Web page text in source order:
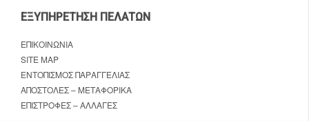
ΕΞΥΠΗΡΈΤΗΣΗ ΠΕΛΑΤΏΝ
ΕΠΙΚΟΙΝΩΝΊΑ
SITE MAP
ΕΝΤΟΠΙΣΜΌΣ ΠΑΡΑΓΓΕΛΊΑΣ
ΑΠΟΣΤΟΛΈΣ – ΜΕΤΑΦΟΡΙΚΆ
ΕΠΙΣΤΡΟΦΈΣ – ΑΛΛΑΓΈΣ